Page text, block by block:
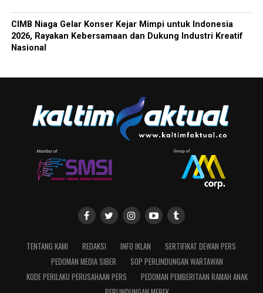
CIMB Niaga Gelar Konser Kejar Mimpi untuk Indonesia
2026, Rayakan Kebersamaan dan Dukung Industri Kreatif
Nasional
TENTANG KAMI REDAKSI INFO IKLAN
SERTIFIKAT DEWAN PERS
PEDOMAN MEDIA SIBER
SOP PERLINDUNGAN WARTAWAN
KODE PERILAKU PERUSAHAAN PERS
PEDOMAN PEMBERITAAN RAMAH ANAK